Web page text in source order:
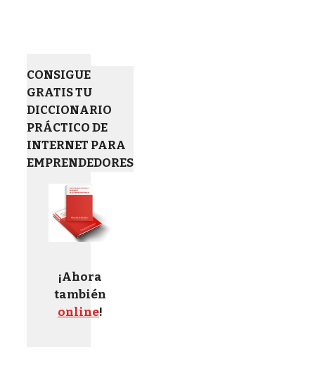
CONSIGUE
GRATIS TU
DICCIONARIO
PRÁCTICO DE
INTERNET PARA
EMPRENDEDORES
¡Ahora
también
online!